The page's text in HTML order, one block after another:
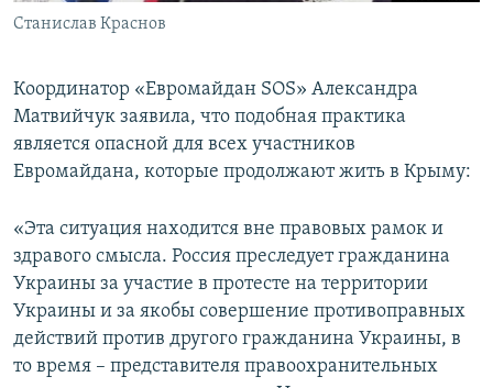
Станислав Краснов
Координатор «Евромайдан SOS» Александра
Матвийчук заявила, что подобная практика
является опасной для всех участников
Евромайдана, которые продолжают жить в Крыму:
«Эта ситуация находится вне правовых рамок и
здравого смысла. Россия преследует гражданина
Украины за участие в протесте на территории
Украины и за якобы совершение противоправных
действий против другого гражданина Украины, в
то время – представителя правоохранительных